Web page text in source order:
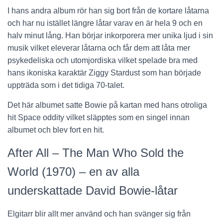
I hans andra album rör han sig bort från de kortare låtarna
och har nu istället längre låtar varav en är hela 9 och en
halv minut lång. Han börjar inkorporera mer unika ljud i sin
musik vilket eleverar låtarna och får dem att låta mer
psykedeliska och utomjordiska vilket spelade bra med
hans ikoniska karaktär Ziggy Stardust som han började
uppträda som i det tidiga 70-talet.
Det här albumet satte Bowie på kartan med hans otroliga
hit Space oddity vilket släpptes som en singel innan
albumet och blev fort en hit.
After All – The Man Who Sold the
World (1970) – en av alla
underskattade David Bowie-låtar
Elgitarr blir allt mer använd och han svänger sig från